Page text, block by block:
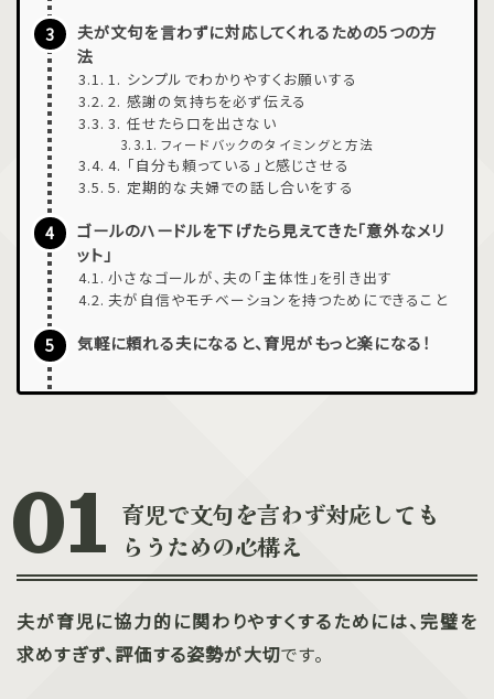
夫が文句を言わずに対応してくれるための5つの方
法
1. シンプルでわかりやすくお願いする
2. 感謝の気持ちを必ず伝える
3. 任せたら口を出さない
フィードバックのタイミングと方法
4. 「自分も頼っている」と感じさせる
5. 定期的な夫婦での話し合いをする
ゴールのハードルを下げたら見えてきた「意外なメリ
ット」
小さなゴールが、夫の「主体性」を引き出す
夫が自信やモチベーションを持つためにできること
気軽に頼れる夫になると、育児がもっと楽になる！
育児で文句を言わず対応しても
らうための心構え
夫が育児に協力的に関わりやすくするためには、完璧を
求めすぎず、評価する姿勢が大切です。